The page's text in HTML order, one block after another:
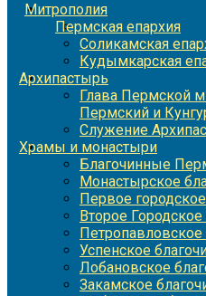
Митрополия
Пермская епархия
Соликамская
Кудымкарская
Архипастырь
Глава Пермской
Пермский и
Служение
Храмы и монастыри
Благочинные
Монастырское
Первое
Второе
Петропавловское
Успенское
Лобановское
Закамское